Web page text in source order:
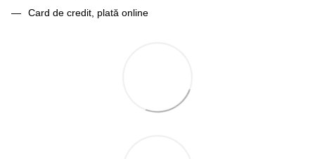
Card de credit, plată online